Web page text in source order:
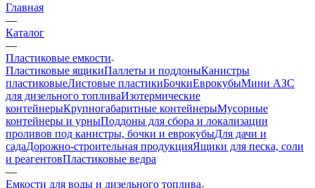
Главная
—
Каталог
—
Пластиковые емкости
Пластиковые ящикиПаллеты и поддоныКанистры
пластиковыеЛистовые пластикиБочкиЕврокубыМини АЗС
для дизельного топливаИзотермические
контейнерыКрупногабаритные контейнерыМусорные
контейнеры и урныПоддоны для сбора и локализации
проливов под канистры, бочки и еврокубыДля дачи и
садаДорожно-строительная продукцияЯщики для песка, соли
и реагентовПластиковые ведра
—
Емкости для воды и дизельного топлива